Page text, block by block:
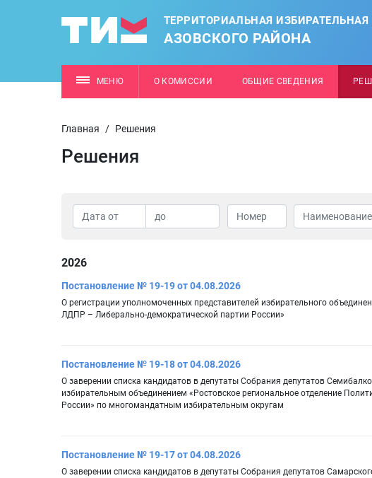
ТЕРРИТОРИАЛЬНАЯ
АЗОВСКОГО РАЙОНА
МЕНЮ О КОМИССИИ ОБЩИЕ СВЕДЕНИЯ
Главная / Решения
Решения
2026
Постановление № 19-19 от 04.08.2026
О регистрации уполномоченных представителей избирательного
ЛДПР – Либерально-демократической партии России»
Постановление № 19-18 от 04.08.2026
О заверении списка кандидатов в депутаты Собрания депутатов
избирательным объединением «Ростовское региональное отделение
России» по многомандатным избирательным округам
Постановление № 19-17 от 04.08.2026
О заверении списка кандидатов в депутаты Собрания депутатов